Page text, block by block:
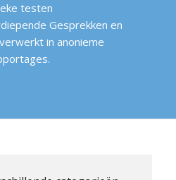
testen
Gesprekken en
in anonieme